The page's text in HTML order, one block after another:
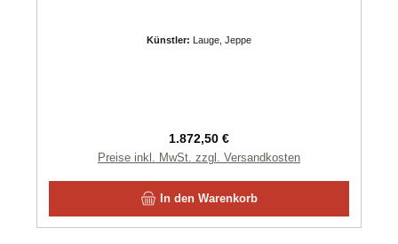
Künstler: Lauge, Jeppe
Regulärer Preis:
1.872,50 €
Preise inkl. MwSt. zzgl. Versandkosten
In den Warenkorb